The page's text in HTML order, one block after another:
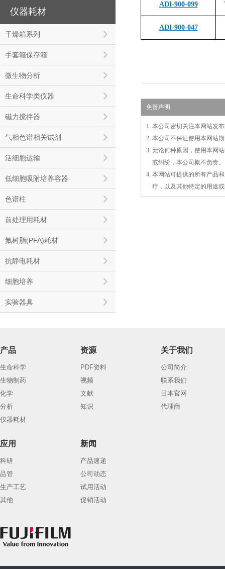
仪器耗材
干燥箱系列
手套箱保存箱
微生物分析
生命科学类仪器
磁力搅拌器
气相色谱相关试剂
活细胞运输
低细胞吸附培养容器
色谱柱
前处理用耗材
氟树脂(PFA)耗材
抗静电耗材
细胞培养
实验器具
ADI-900-099
ADI-900-047
免责声明
1. 本公司密切关注本网站发
2. 本公司不保证使用本网站
3. 无论何种原因，使用本网
或纠纷，本公司概不负责。
4. 本网站可提供的所有产品
疗，以及其他特定的用途
产品
生命科学
生物制药
化学
分析
仪器耗材
资源
PDF资料
视频
文献
知识
关于我们
公司简介
联系我们
日本官网
代理商
应用
科研
品管
生产工艺
其他
新闻
产品速递
公司动态
试用活动
促销活动